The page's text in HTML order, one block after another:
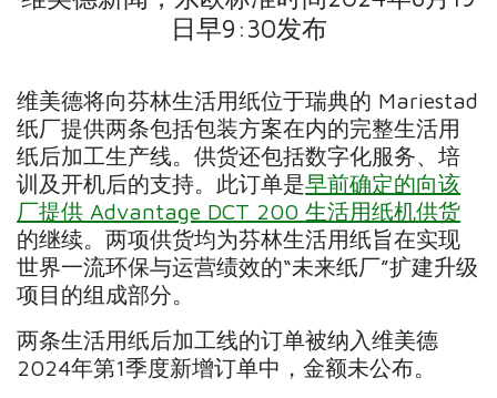
日早9:30发布
维美德将向芬林生活用纸位于瑞典的 Mariestad
纸厂提供两条包括包装方案在内的完整生活用
纸后加工生产线。供货还包括数字化服务、培
训及开机后的支持。此订单是早前确定的向该
厂提供 Advantage DCT 200 生活用纸机供货
的继续。两项供货均为芬林生活用纸旨在实现
世界一流环保与运营绩效的“未来纸厂”扩建升级
项目的组成部分。
两条生活用纸后加工线的订单被纳入维美德
2024年第1季度新增订单中，金额未公布。